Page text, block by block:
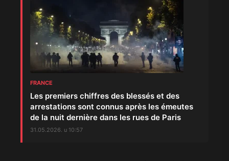
FRANCE
Les premiers chiffres des blessés et des
arrestations sont connus après les émeutes
de la nuit dernière dans les rues de Paris
31.05.2026. u 10:57